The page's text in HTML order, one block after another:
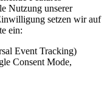
Nutzung unserer
setzen wir auf
ein:
Event Tracking)
Consent Mode,